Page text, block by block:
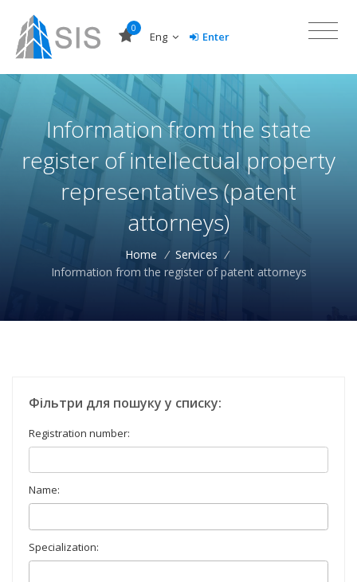
0
Eng Enter
Information from the state
register of intellectual property
representatives (patent
attorneys)
Home / Services /
Information from the register of patent attorneys
Фільтри для пошуку у списку:
Registration number:
Name:
Specialization: